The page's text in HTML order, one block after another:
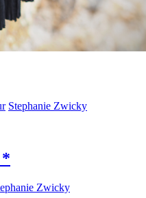
Stephanie Zwicky
*
Zwicky